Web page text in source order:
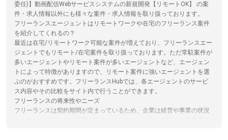
委任)】動画配信Webサービスシステムの新規開発【リモートOK】 の案
件・求人情報以外にも様々な案件・求人情報を取り扱っております。
フリーランスエージェントはリモートワークや在宅のフリーランス案件
を紹介してくれるの？
最近は在宅/リモートワーク可能な案件が増えており、フリーランスエー
ジェントでもリモート/在宅案件を取り扱っております。ただ常駐案件が
多いエージェントやリモート案件が多いエージェントなど、エージェン
トによって特徴がありますので、リモート案件に強いエージェントを選
ぶのがおすすめです。フリーランスHubでは、各エージェントのサービ
ス内容やその比較をサイト内で行うことができます。
フリーランスの将来性やニーズ
フリーランスは契約期間が定まっているため、企業は経営や事業の状況